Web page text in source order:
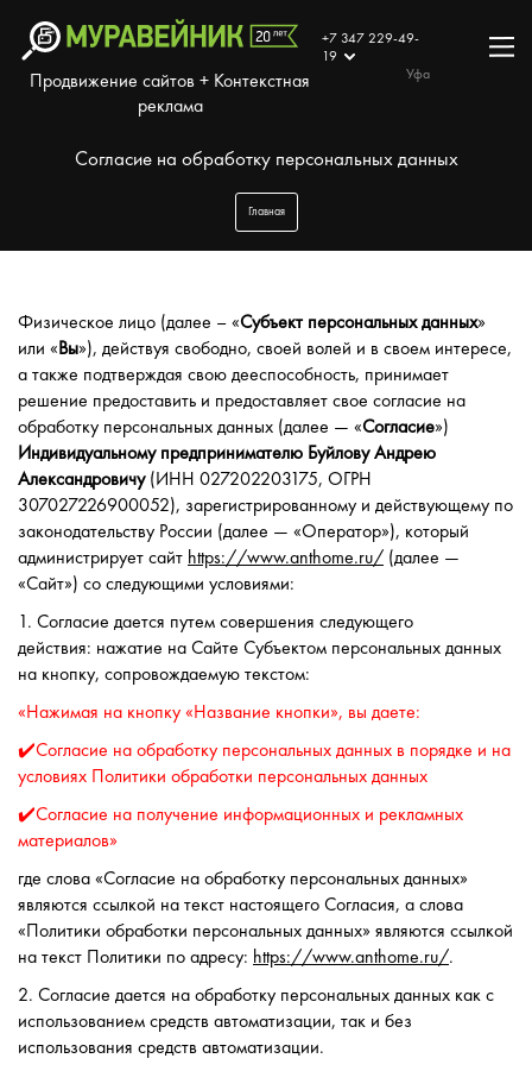
Продвижение сайтов + Контекстная
реклама
+7 347 229-49-
19
Уфа
Согласие на обработку персональных данных
Главная
Физическое лицо (далее – «Субъект персональных данных»
или « Вы»), действуя свободно, своей волей и в своем интересе,
а также подтверждая свою дееспособность, принимает
решение предоставить и предоставляет свое согласие на
обработку персональных данных (далее — «Согласие»)
Индивидуальному предпринимателю Буйлову Андрею
Александровичу(ИНН 027202203175, ОГРН
307027226900052), зарегистрированному и действующему по
законодательству России (далее — «Оператор»), который
администрирует сайт https://www.anthome.ru/ (далее —
«Сайт») со следующими условиями:
1. Согласие дается путем совершения следующего
действия: нажатие на Сайте Субъектом персональных данных
на кнопку, сопровождаемую текстом:
«Нажимая на кнопку «Название кнопки», вы даете:
✔️Согласие на обработку персональных данных в порядке и на
условиях Политики обработки персональных данных
✔️Согласие на получение информационных и рекламных
материалов»
где слова «Согласие на обработку персональных данных»
являются ссылкой на текст настоящего Согласия, а слова
«Политики обработки персональных данных» являются ссылкой
на текст Политики по адресу: https://www.anthome.ru/.
2. Согласие дается на обработку персональных данных как с
использованием средств автоматизации, так и без
использования средств автоматизации.